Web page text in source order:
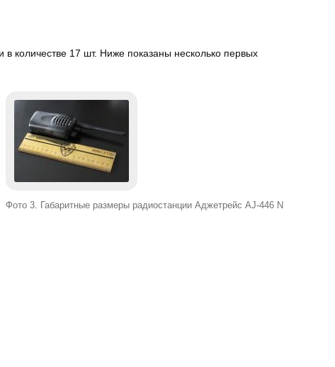
количестве 17 шт. Ниже показаны несколько первых
Фото 3. Габаритные размеры радиостанции Аджетрейс AJ-446 N